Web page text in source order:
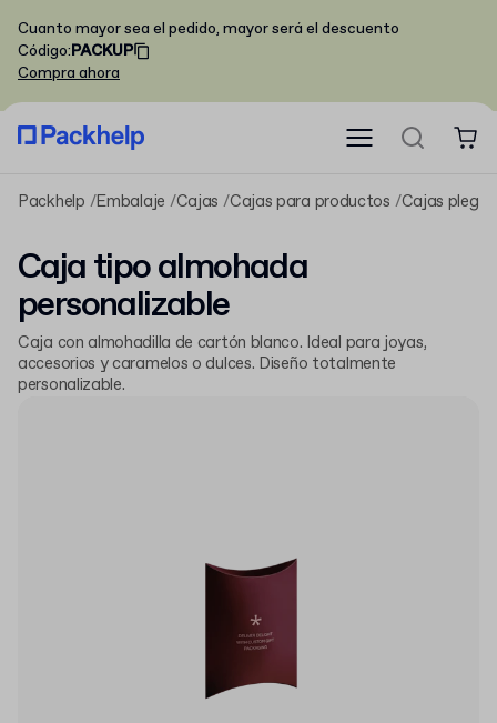
Cuanto mayor sea el pedido, mayor será el descuento
Código:PACKUP
Compra ahora
Packhelp Embalaje Cajas Cajas para productos Cajas
Caja tipo almohada
personalizable
Caja con almohadilla de cartón blanco. Ideal para joyas,
accesorios y caramelos o dulces. Diseño totalmente
personalizable.